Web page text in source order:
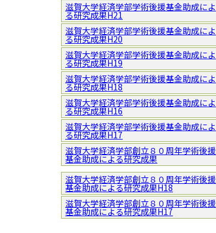
滋賀大学経済学部学術後援基金助成によ
る研究成果H21
滋賀大学経済学部学術後援基金助成によ
る研究成果H20
滋賀大学経済学部学術後援基金助成によ
る研究成果H19
滋賀大学経済学部学術後援基金助成によ
る研究成果H18
滋賀大学経済学部学術後援基金助成によ
る研究成果H16
滋賀大学経済学部学術後援基金助成によ
る研究成果H17
滋賀大学経済学部創立８０周年学術後援
基金助成による研究成果
滋賀大学経済学部創立８０周年学術後援
基金助成による研究成果H18
滋賀大学経済学部創立８０周年学術後援
基金助成による研究成果H17